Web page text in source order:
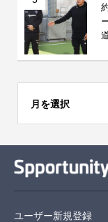
月を選択
ユーザー新規登録